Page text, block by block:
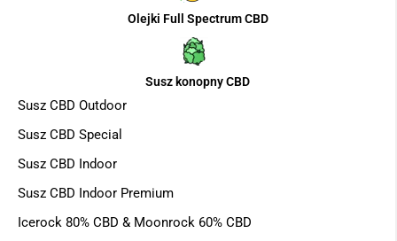
Olejki Full Spectrum CBD
Susz konopny CBD
Susz CBD Outdoor
Susz CBD Special
Susz CBD Indoor
Susz CBD Indoor Premium
Icerock 80% CBD & Moonrock 60% CBD